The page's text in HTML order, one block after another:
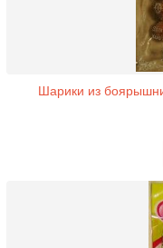
Шарики из